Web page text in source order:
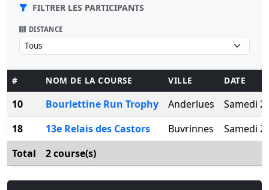
FILTRER LES PARTICIPANTS
DISTANCE
# NOM DE LA COURSE VILLE DATE
10 Bourlettine Run Trophy Anderlues
Samedi
18
13e Relais des Castors Buvrinnes
Samedi
Total
2 course(s)